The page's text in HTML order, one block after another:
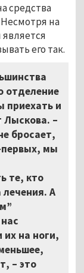
средства
на
его так.
отделение
приехать и
Лыскова. –
бросает,
первых, мы
те, кто
лечения. А
на ноги,
– это